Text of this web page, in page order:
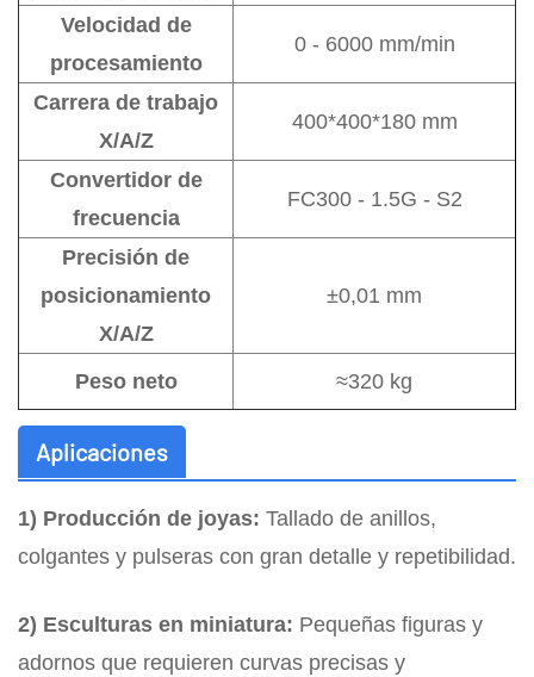
Velocidad de
procesamiento
0 - 6000 mm/min
Carrera de trabajo
X/A/Z
400*400*180 mm
Convertidor de
frecuencia
FC300 - 1.5G - S2
Precisión de
posicionamiento
X/A/Z
±0,01 mm
Peso neto ≈320 kg
Aplicaciones
1) Producción de joyas: Tallado de anillos,
colgantes y pulseras con gran detalle y repetibilidad.
2) Esculturas en miniatura: Pequeñas figuras y
adornos que requieren curvas precisas y